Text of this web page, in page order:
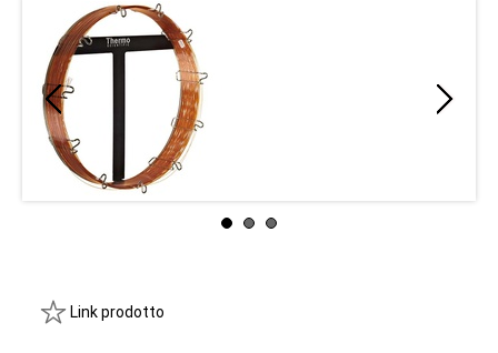
Link prodotto